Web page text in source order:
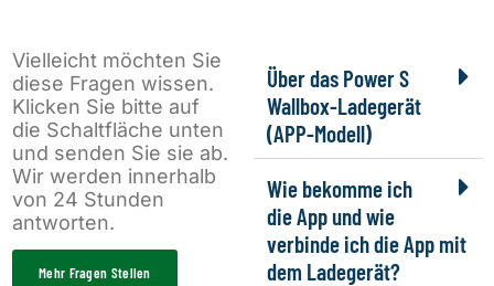
Vielleicht möchten Sie
diese Fragen wissen.
Klicken Sie bitte auf
die Schaltfläche unten
und senden Sie sie ab.
Wir werden innerhalb
von 24 Stunden
antworten.
Mehr Fragen Stellen
Über das Power S
Wallbox-Ladegerät
(APP-Modell)
Wie bekomme ich
die App und wie
verbinde ich die App mit
dem Ladegerät?